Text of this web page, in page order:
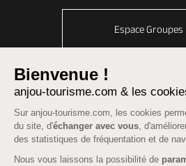
Bienvenue !
anjou-tourisme.com & les
Sur anjou-tourisme.com, les cookies
du site, d'échanger avec vous,
des statistiques de fréquentation et de
Nous vous laissons la possibilité de
Espace Groupes
© Anjou tourisme 2026 -Plan du site-
Mentions légales -Données
CGU Réservation
Accessibilité :